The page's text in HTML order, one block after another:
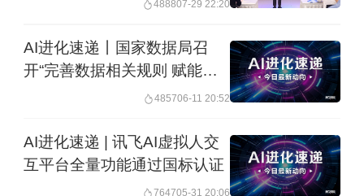
法，引入了金融中介的活动。技术进步
使得一些原先属于企业的软信息变成了
硬信息，也就是定性信息定量化，分散
信息进行互联网采集和传播集中化，并
型贷款的场景可以向交易型贷款转化。
488807-29 22:20
AI进化速递丨国家数据局召
开“完善数据相关规则 赋能人
工智能创新发展”座谈会
485706-11 20:52
AI进化速递 | 讯飞AI虚拟人交
互平台全量功能通过国标认证
764705-31 20:06